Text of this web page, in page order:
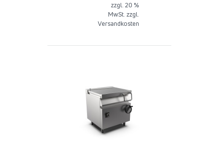
zzgl. 20 %
MwSt. zzgl.
Versandkosten